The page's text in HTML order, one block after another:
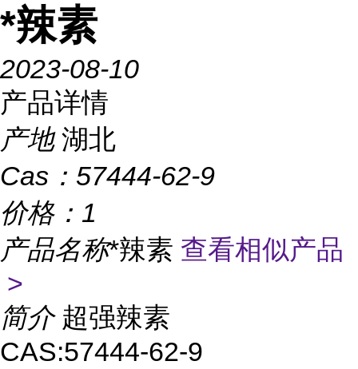
*辣素
2023-08-10
产品详情
产地 湖北
Cas： 57444-62-9
价格： 1
产品名称*辣素 查看相似产品
>
简介 超强辣素
CAS:57444-62-9